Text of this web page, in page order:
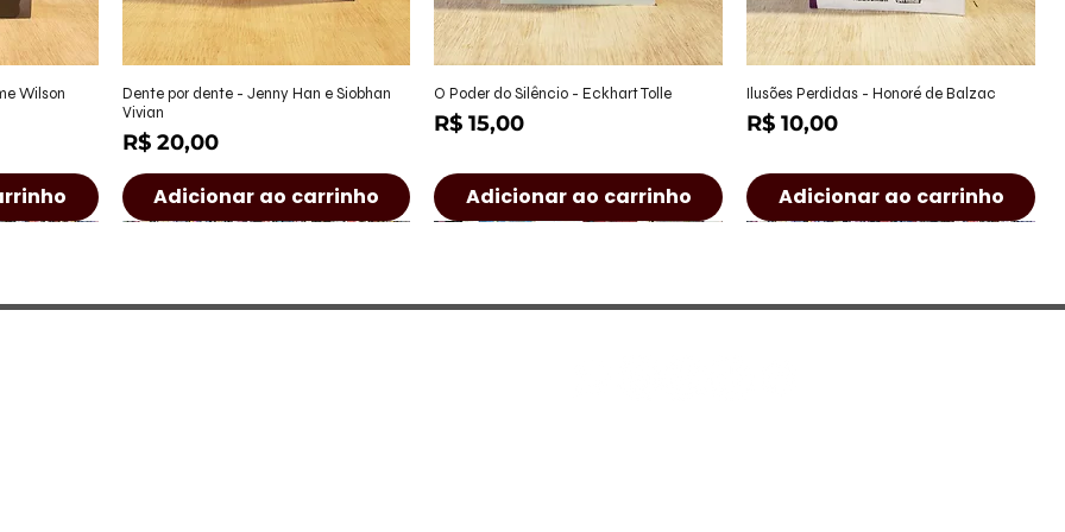
Wilson Visualização rápida
Dente por dente - Jenny Han e Siobhan
Vivian
Preço
R$ 20,00
Adicionar ao carrinho
Visualização rápida
O Poder do Silêncio - Eckhart Tolle
Preço
R$ 15,00
Adicionar ao carrinho
Visualização rápida
Ilusões Perdidas - Honoré de Balzac
Preço
R$ 10,00
Adicionar ao carrinho